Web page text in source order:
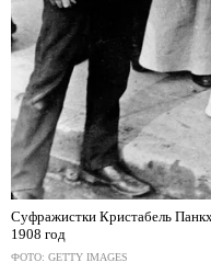
Суфражистки Кристабель
1908 год
ФОТО: GETTY IMAGES